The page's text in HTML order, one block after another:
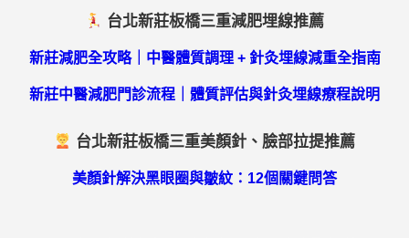
台北新莊板橋三重減肥埋線推薦
新莊減肥全攻略｜中醫體質調理 + 針灸埋線減重全指南
新莊中醫減肥門診流程｜體質評估與針灸埋線療程說明
台北新莊板橋三重美顏針、臉部拉提推薦
美顏針解決黑眼圈與皺紋：12個關鍵問答